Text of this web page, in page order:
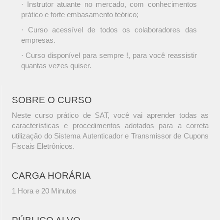
· Instrutor atuante no mercado, com conhecimentos
prático e forte embasamento teórico;
· Curso acessível de todos os colaboradores das
empresas.
· Curso disponível para sempre !, para você reassistir
quantas vezes quiser.
SOBRE O CURSO
Neste curso prático de SAT, você vai aprender todas as
características e procedimentos adotados para a correta
utilização do Sistema Autenticador e Transmissor de Cupons
Fiscais Eletrônicos.
CARGA HORÁRIA
1 Hora e 20 Minutos